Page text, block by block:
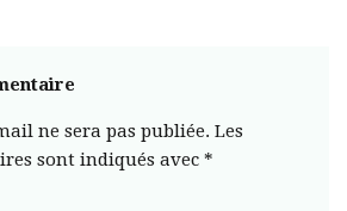
ne sera pas publiée. Les
sont indiqués avec *